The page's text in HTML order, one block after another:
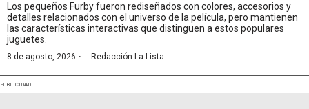
Los pequeños Furby fueron rediseñados con colores, accesorios y
detalles relacionados con el universo de la película, pero mantienen
las características interactivas que distinguen a estos populares
juguetes.
8 de agosto, 2026 · Redacción La-Lista
PUBLICIDAD